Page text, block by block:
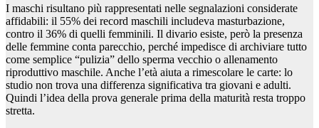
I maschi risultano più rappresentati nelle segnalazioni considerate
affidabili: il 55% dei record maschili includeva masturbazione,
contro il 36% di quelli femminili. Il divario esiste, però la presenza
delle femmine conta parecchio, perché impedisce di archiviare tutto
come semplice “pulizia” dello sperma vecchio o allenamento
riproduttivo maschile. Anche l’età aiuta a rimescolare le carte: lo
studio non trova una differenza significativa tra giovani e adulti.
Quindi l’idea della prova generale prima della maturità resta troppo
stretta.